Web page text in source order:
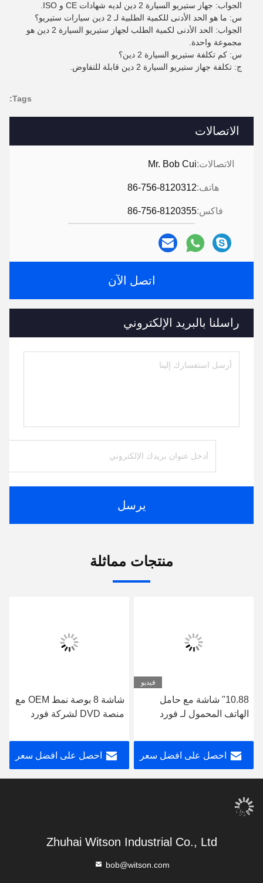
الاتصالات
الاتصالات:Mr. Bob Cui
هاتف:86-756-8120312
فاكس:86-756-8120355
اتصل الآن
راسلنا بالبريد الإلكتروني
يرسل
الجواب: جهاز ستيريو السيارة 2 دين لديه شهادات CE و ISO.
س: ما هو الحد الأدنى للكمية الطلبية لـ 2 دين سيارات ستيريو؟
الجواب: الحد الأدنى لكمية الطلب لجهاز ستيريو السيارة 2 دين هو
مجموعة واحدة.
س: كم تكلفة ستيريو السيارة 2 دين؟
ج: تكلفة جهاز ستيريو السيارة 2 دين قابلة للتفاوض.
Tags:
منتجات مماثلة
فيديو
10.88" شاشة مع حامل
الهاتف المحمول لـ فورد
2013-2021 الوسائط
المتعددة ستيريو جي بي إس
CarPlay Player Multimed
احصل على افضل سعر
شاشة 8 بوصة نمط OEM مع
منصة DVD لشركة فورد
2013- 2017 Car
Multimedia Stereo
احصل على افضل سعر
Zhuhai Witson Industrial Co., Ltd
bob@witson.com